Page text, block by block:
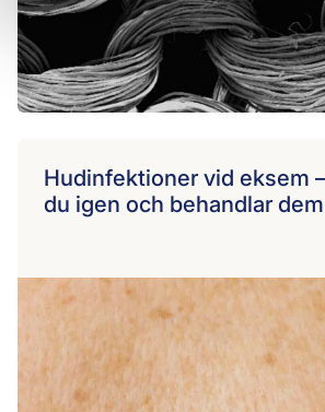
Hudinfektioner vid eksem
du igen och behandlar dem